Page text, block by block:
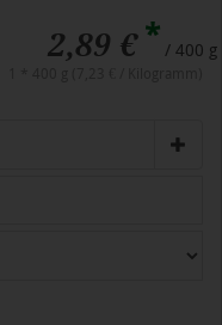
2,89 €* / 400 g